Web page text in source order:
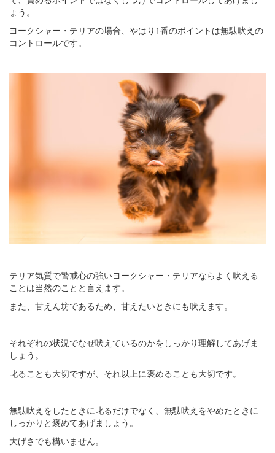
ょう。
ヨークシャー・テリアの場合、やはり1番のポイントは無駄吠えの
コントロールです。
テリア気質で警戒心の強いヨークシャー・テリアならよく吠える
ことは当然のことと言えます。
また、甘えん坊であるため、甘えたいときにも吠えます。
それぞれの状況でなぜ吠えているのかをしっかり理解してあげま
しょう。
叱ることも大切ですが、それ以上に褒めることも大切です。
無駄吠えをしたときに叱るだけでなく、無駄吠えをやめたときに
しっかりと褒めてあげましょう。
大げさでも構いません。